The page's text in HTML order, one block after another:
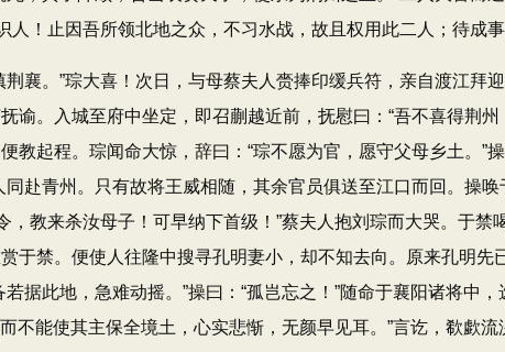
人！止因吾所领北地之众，不习水战，故且权用此二人；待成
。”琮大喜！次日，与母蔡夫人赍捧印缓兵符，亲自渡江拜
。入城至府中坐定，即召蒯越近前，抚慰曰：“吾不喜得荆州
起程。琮闻命大惊，辞曰：“琮不愿为官，愿守父母乡土。”
赴青州。只有故将王威相随，其余官员俱送至江口而回。操
，教来杀汝母子！可早纳下首级！”蔡夫人抱刘琮而大哭。于
于禁。便使人往隆中搜寻孔明妻小，却不知去向。原来孔明先
据此地，急难动摇。”操曰：“孤岂忘之！”随命于襄阳诸将中
不能使其主保全境土，心实悲惭，无颜早见耳。”言讫，欷歔